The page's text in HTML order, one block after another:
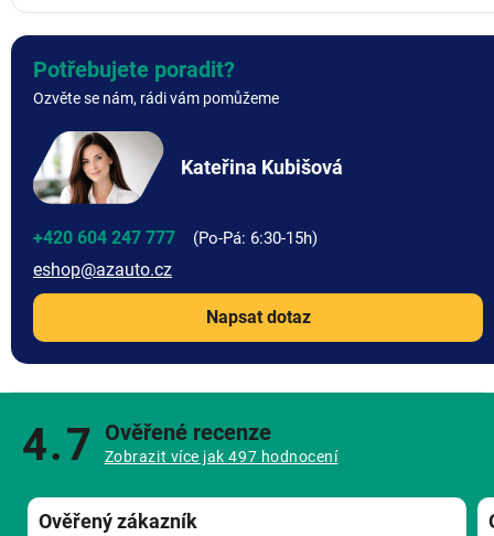
Potřebujete poradit?
Ozvěte se nám, rádi vám pomůžeme
Kateřina Kubišová
+420 604 247 777
eshop@azauto.cz
Napsat dotaz
4.7 Ověřené recenze
Zobrazit více jak 497 hodnocení
Ověřený zákazník